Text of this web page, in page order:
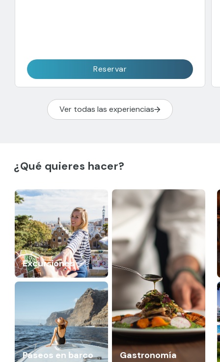
Reservar
Ver todas las experiencias
¿Qué quieres hacer?
Excursiones
Gastronomía
Paseos en barco